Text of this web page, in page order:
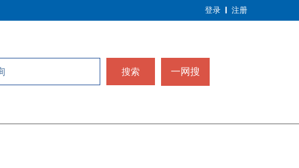
登录 注册
搜索 一网搜